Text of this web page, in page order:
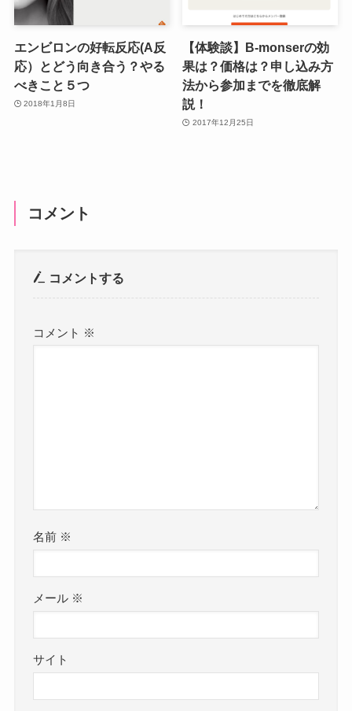
エンビロンの好転反応(A反
応）とどう向き合う？やる
べきこと５つ
2018年1月8日
【体験談】B-monserの効
果は？価格は？申し込み方
法から参加までを徹底解
説！
2017年12月25日
コメント
コメントする
コメント ※
名前 ※
メール ※
サイト